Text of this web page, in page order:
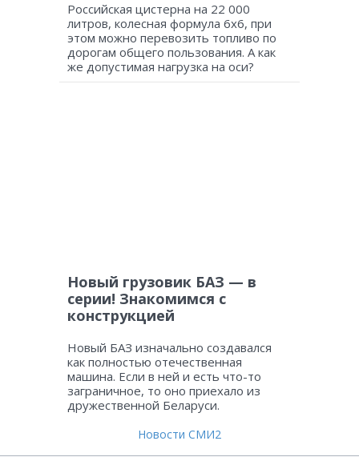
Российская цистерна на 22 000
литров, колесная формула 6х6, при
этом можно перевозить топливо по
дорогам общего пользования. А как
же допустимая нагрузка на оси?
Новый грузовик БАЗ — в
серии! Знакомимся с
конструкцией
Новый БАЗ изначально создавался
как полностью отечественная
машина. Если в ней и есть что-то
заграничное, то оно приехало из
дружественной Беларуси.
Новости СМИ2